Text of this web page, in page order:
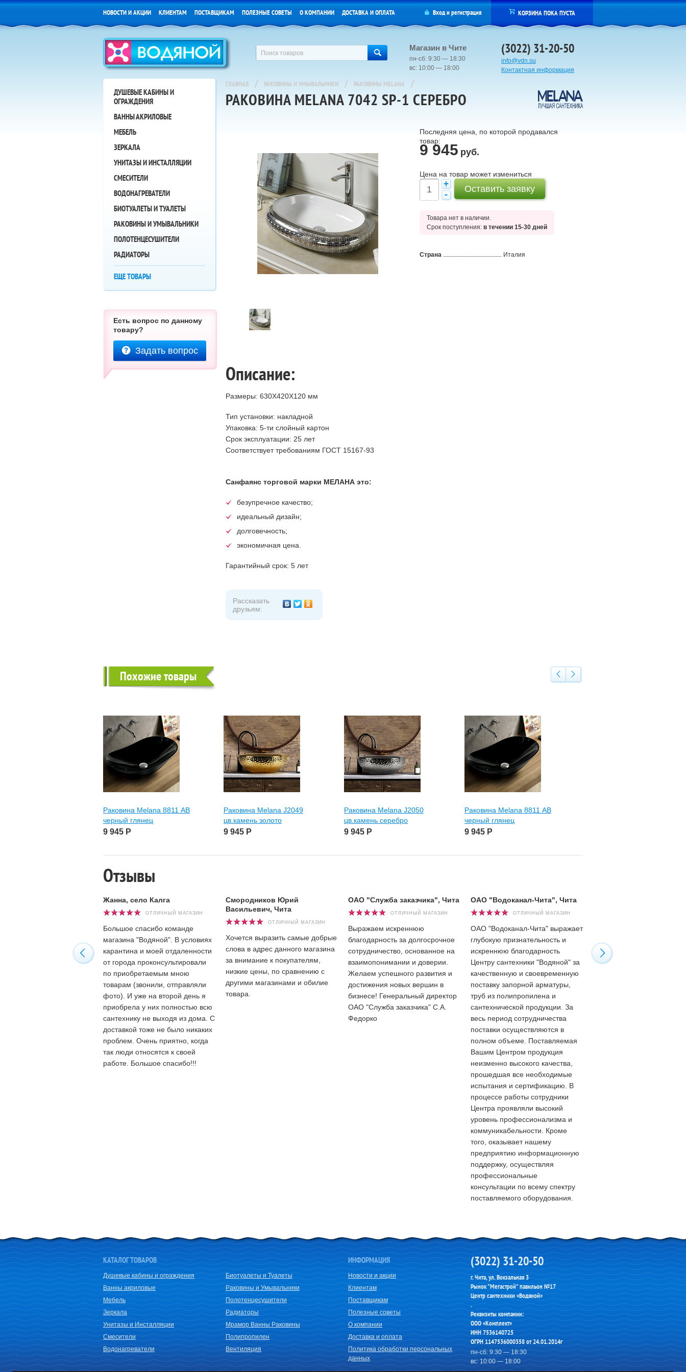
Магазин в Чите
пн-сб: 9:30 — 18:30
вс: 10:00 — 18:00
(3022) 31-20-50
info@vdn.su
Контактная информация
НОВОСТИ И АКЦИИ КЛИЕНТАМ ПОСТАВЩИКАМ ПОЛЕЗНЫЕ СОВЕТЫ О КОМПАНИИ ДОСТАВКА И ОПЛАТА Входирегистрация КОРЗИНА ПОКА ПУСТА
ДУШЕВЫЕ КАБИНЫ И
ОГРАЖДЕНИЯ
ВАННЫ АКРИЛОВЫЕ
МЕБЕЛЬ
ЗЕРКАЛА
УНИТАЗЫ И ИНСТАЛЛЯЦИИ
СМЕСИТЕЛИ
ВОДОНАГРЕВАТЕЛИ
БИОТУАЛЕТЫ И ТУАЛЕТЫ
РАКОВИНЫ И УМЫВАЛЬНИКИ
ПОЛОТЕНЦЕСУШИТЕЛИ
РАДИАТОРЫ
ЕЩЕ ТОВАРЫ
Есть вопрос по данному
товару?
Задать вопрос
ГЛАВНАЯ / РАКОВИНЫ И УМЫВАЛЬНИКИ / РАКОВИНЫ MELANA /
РАКОВИНА MELANA 7042 SP-1 СЕРЕБРО
Последняя цена, по которой продавался
товар:
9 945 руб.
Цена на товар может измениться
Оставить заявку
Товара нет в наличии.
Срок поступления: в течении 15-30 дней
Страна Италия
Описание:
Размеры: 630Х420Х120 мм
Тип установки: накладной
Упаковка: 5-ти слойный картон
Срок эксплуатации: 25 лет
Соответствует требованиям ГОСТ 15167-93
Санфаянс торговой марки МЕЛАНА это:
безупречное качество;
идеальный дизайн;
долговечность;
экономичная цена.
Гарантийный срок: 5 лет
Рассказать
друзьям:
Похожие товары
Раковина Melana 8811 АВ
черный глянец
9 945 Р
Раковина Melana J2049
цв.камень золото
9 945 Р
Раковина Melana J2050
цв.камень серебро
9 945 Р
Раковина Melana 8811 АВ
черный глянец
9 945 Р
Отзывы
Жанна, село Калга
ОТЛИЧНЫЙ МАГАЗИН
Большое спасибо команде
магазина "Водяной". В условиях
карантина и моей отдаленности
от города проконсультировали
по приобретаемым мною
товарам (звонили, отправляли
фото). И уже на второй день я
приобрела у них полностью всю
сантехнику не выходя из дома. С
доставкой тоже не было никаких
проблем. Очень приятно, когда
так люди относятся к своей
работе. Большое спасибо!!!
Смородников Юрий
Васильевич, Чита
ОТЛИЧНЫЙ МАГАЗИН
Хочется выразить самые добрые
слова в адрес данного магазина
за внимание к покупателям,
низкие цены, по сравнению с
другими магазинами и обилие
товара.
ОАО "Служба заказчика", Чита
ОТЛИЧНЫЙ МАГАЗИН
Выражаем искреннюю
благодарность за долгосрочное
сотрудничество, основанное на
взаимопонимании и доверии.
Желаем успешного развития и
достижения новых вершин в
бизнесе! Генеральный директор
ОАО "Служба заказчика" С.А.
Федорко
ОАО "Водоканал-Чита", Чита
ОТЛИЧНЫЙ МАГАЗИН
ОАО "Водоканал-Чита" выражает
глубокую признательность и
искреннюю благодарность
Центру сантехники "Водяной" за
качественную и своевременную
поставку запорной арматуры,
труб из полипропилена и
сантехнической продукции. За
весь период сотрудничества
поставки осуществляются в
полном объеме. Поставляемая
Вашим Центром продукция
неизменно высокого качества,
прошедшая все необходимые
испытания и сертификацию. В
процессе работы сотрудники
Центра проявляли высокий
уровень профессионализма и
коммуникабельности. Кроме
того, оказывает нашему
предприятию информационную
поддержку, осуществляя
профессиональные
консультации по всему спектру
поставляемого оборудования.
персоналу "Водяного" за
квалифицированную
КАТАЛОГ ТОВАРОВ
Душевые кабины и ограждения
Ванны акриловые
Мебель
Зеркала
Унитазы и Инсталляции
Смесители
Водонагреватели
Биотуалеты и Туалеты
Раковины и Умывальники
Полотенцесушители
Радиаторы
Мрамор Ванны Раковины
Полипропилен
Вентиляция
ИНФОРМАЦИЯ
Новости и акции
Клиентам
Поставщикам
Полезные советы
О компании
Доставка и оплата
Политика обработки персональных
данных
(3022) 31-20-50
г. Чита, ул. Вокзальная 3
Рынок "Мегастрой" павильон №17
Центр сантехники «Водяной»
.
Реквизиты компании:
ООО «Комплект»
ИНН 7536140725
ОГРН 1147536000358 от 24.01.2014г
пн-сб: 9:30 — 18:30
вс: 10:00 — 18:00